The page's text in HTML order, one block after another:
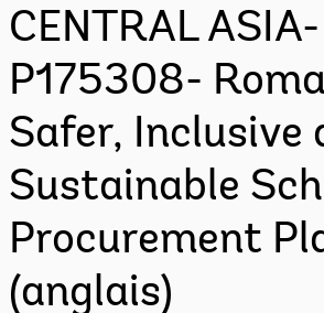
CENTRAL ASIA-
P175308-
Safer, Inclusive
Sustainable
Procurement
(anglais)